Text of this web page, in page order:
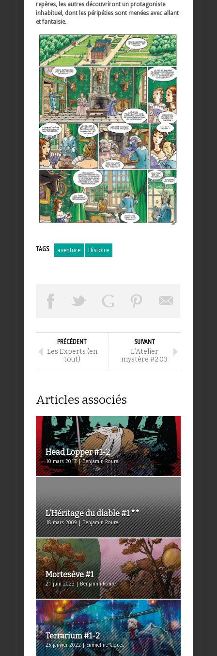
repères, les autres découvriront un protagoniste
inhabituel, dont les péripéties sont menées avec allant
et fantaisie.
TAGS aventure Histoire
PRÉCÉDENT
Les Experts (en
tout)
SUIVANT
L’Atelier
mystère #2.03
Articles associés
Head Lopper #1-2
10 mars 2017 | Benjamin Roure
L’Héritage du diable #1 **
18 mars 2009 | Benjamin Roure
Mortesève #1
21 juin 2023 | Benjamin Roure
Terrarium #1-2
25 janvier 2022 | Emmeline Clouet